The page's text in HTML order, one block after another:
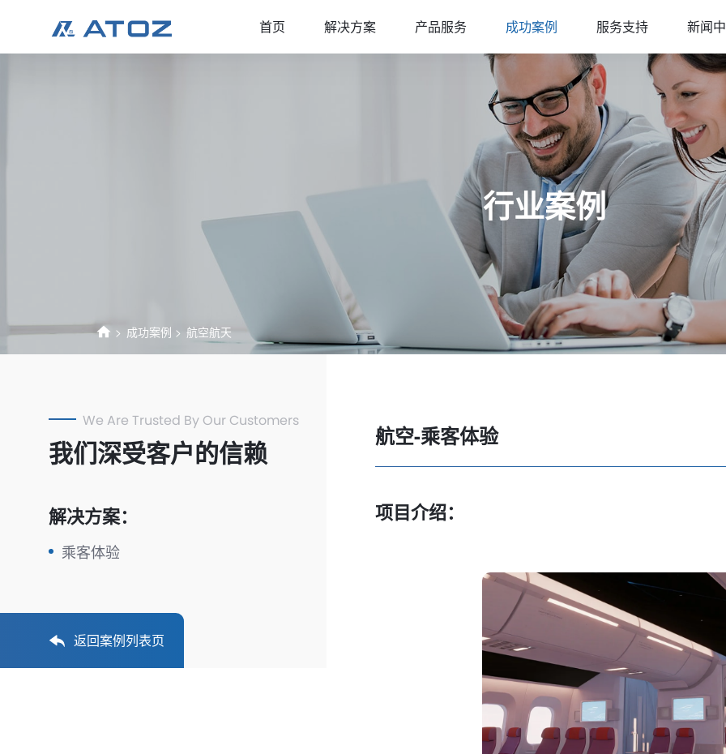
首页 解决方案 产品服务 成功案例 服务支持 新闻
行业案例
成功案例 航空航天
We Are Trusted By Our Customers
我们深受客户的信赖
解决方案：
乘客体验
返回案例列表页
航空-乘客体验
项目介绍：